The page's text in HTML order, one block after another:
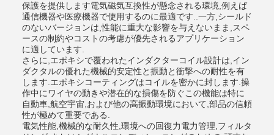
保護を提供します電気磁気互換性が懸念される環境,例えば
通信機器や医療機器で使用するのに最適です..一方,シールド
のないバージョンは,性能に重大な影響を与えないまま,スペ
ースの制約やコストの考慮が優先されるアプリケーション
に適しています.
さらに,エポキシで覆われたインダクターコイル設計は,イン
ダクタルの優れた機械的安定性と振動と衝撃への耐性を有
します.エポキシコーティングはコイルを密かに封します.操
作中にワイヤの動きや潜在的な損傷を防ぐこの機能は特に
自動車,航空宇宙,および他の高振動環境において,部品の信頼
性が極めて重要である.
電気性能,機械的な耐久性,環境への回復力電力管理,フィルタ